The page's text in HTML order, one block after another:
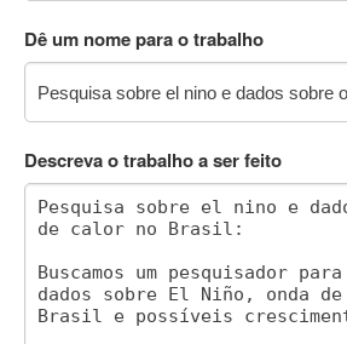
Dê um nome para o trabalho
Descreva o trabalho a ser feito